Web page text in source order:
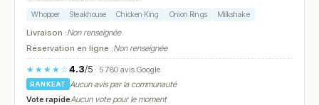
Whopper Steakhouse Chicken King Onion Rings Milkshake
Livraison :Non renseignée
Réservation en ligne :Non renseignée
★★★★☆4.3/5· 5 780 avis Google
RANKEAT
Aucun avis par la communauté
Vote rapideAucun vote pour le moment